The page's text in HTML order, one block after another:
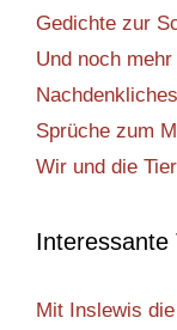
Gedichte zur
Und noch
Nachdenkliches
Sprüche zum
Wir und die
Interessante
Mit Inslewis